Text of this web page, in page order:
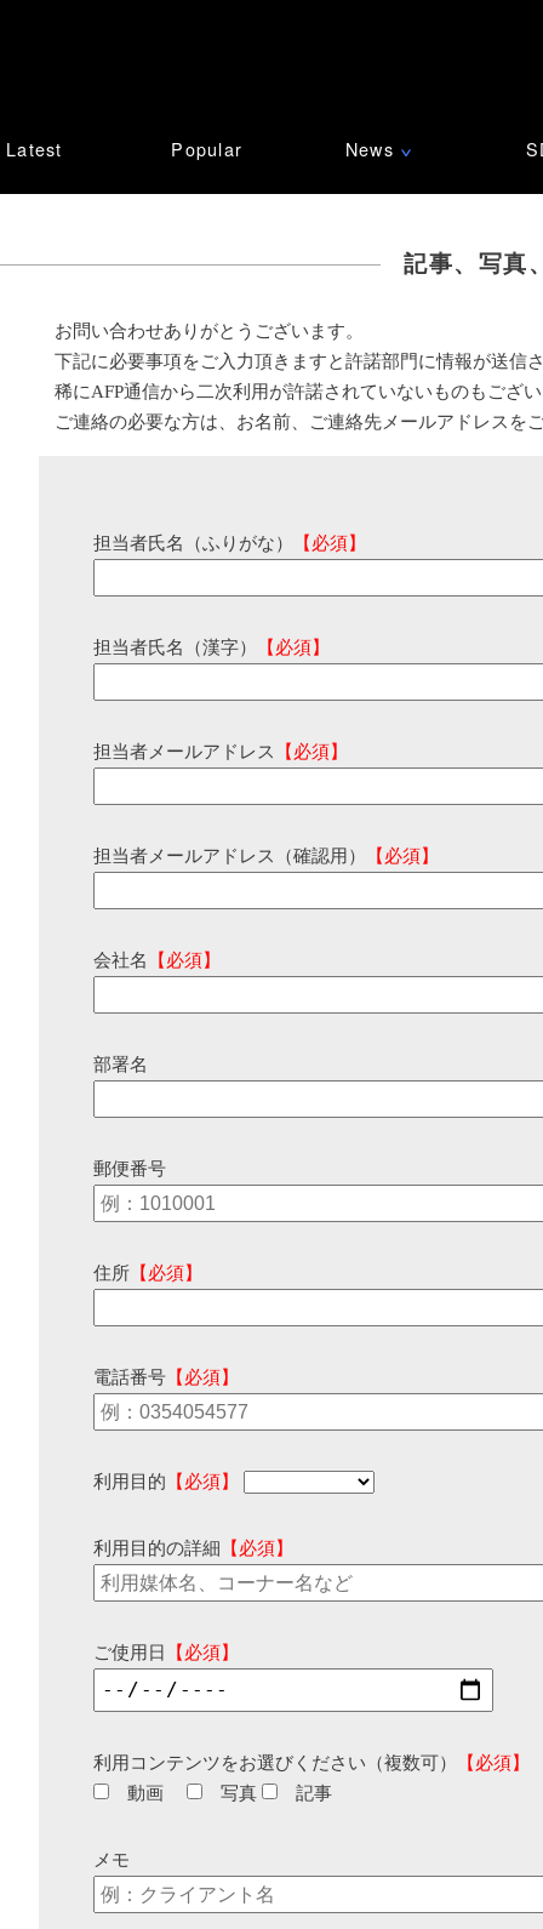
Latest Popular News ∨
記事、写真
お問い合わせありがとうございます。
下記に必要事項をご入力頂きますと許諾部門に情報が送信
稀にAFP通信から二次利用が許諾されていないものもござ
ご連絡の必要な方は、お名前、ご連絡先メールアドレスを
担当者氏名（ふりがな） 【必須】
担当者氏名（漢字） 【必須】
担当者メールアドレス 【必須】
担当者メールアドレス（確認用） 【必須】
会社名 【必須】
部署名
郵便番号
住所 【必須】
電話番号 【必須】
利用目的 【必須】
利用目的の詳細 【必須】
ご使用日 【必須】
利用コンテンツをお選びください（複数可）
【必須】
動画
写真 記事
メモ